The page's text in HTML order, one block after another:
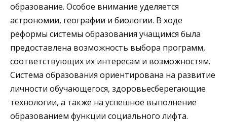
образование. Особое внимание уделяется
астрономии, географии и биологии. В ходе
реформы системы образования учащимся была
предоставлена возможность выбора программ,
соответствующих их интересам и возможностям.
Система образования ориентирована на развитие
личности обучающегося, здоровьесберегающие
технологии, а также на успешное выполнение
образованием функции социального лифта.